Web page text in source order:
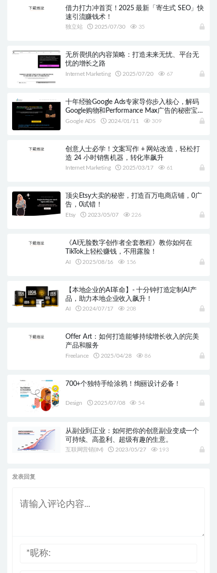
借力打力冲首页！2025 最新「寄生式 SEO」快
速引流赚钱术！
独立站 2025/07/30 35
无所畏惧的内容策略：打造未来无忧、平台无
忧的增长之路
Internet Marketing 2025/07/20 67
十年经验Google Ads专家导你步入核心，解码
Google购物和Performance Max广告的秘密宝
箱，带你从业务基础到扩张全程无忧！
Google ADS 2024/01/11 309
创意人士必学！文案写作 + 网站改造，轻松打
造 24 小时销售机器，转化率飙升
Internet Marketing 2025/03/17 61
顶尖Etsy大卖的秘密，打造百万电商店铺，0广
告，0试错！
Etsy 2023/05/07 226
《AI无脸数字创作者全套教程》教你如何在
TikTok上轻松赚钱，不用露脸！
AI 2025/08/16 156
【本地企业的AI革命】- 十分钟打造定制AI产
品，助力本地企业收入飙升！
AI 2024/07/17 208
Offer Art：如何打造能够持续增长收入的完美
产品和服务
Freelance 2025/04/28 86
700+个独特手绘涂鸦！绚丽设计必备！
Design 2025/07/08 54
从副业到正业：如何把你的创意副业变成一个
可持续、高盈利、超级有趣的生意。
互联网营销(IM) 2023/05/27 193
发表回复